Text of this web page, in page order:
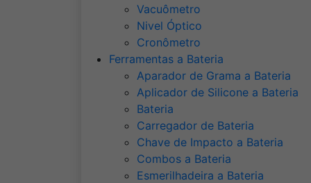
Vacuômetro
Nivel Óptico
Cronômetro
Ferramentas a Bateria
Aparador de Grama a Bateria
Aplicador de Silicone a Bateria
Bateria
Carregador de Bateria
Chave de Impacto a Bateria
Combos a Bateria
Esmerilhadeira a Bateria